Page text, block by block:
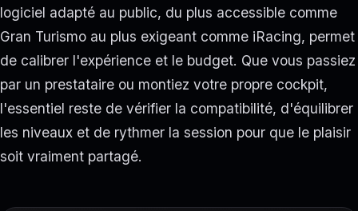
logiciel adapté au public, du plus accessible comme
Gran Turismo au plus exigeant comme iRacing, permet
de calibrer l'expérience et le budget. Que vous passiez
par un prestataire ou montiez votre propre cockpit,
l'essentiel reste de vérifier la compatibilité, d'équilibrer
les niveaux et de rythmer la session pour que le plaisir
soit vraiment partagé.